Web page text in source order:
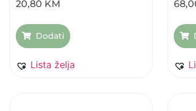
20,80 KM
Dodati
Lista želja